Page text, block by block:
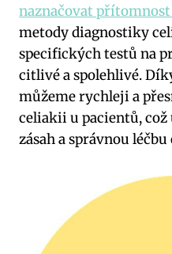
naznačovat
metody diagnostiky
specifických testů na
citlivé a spolehlivé.
můžeme rychleji a
celiakii u pacientů,
zásah a správnou